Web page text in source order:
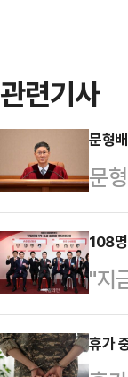
관련기사
문형
문
은
고
다
가
의)
108
"지
있
와
휴가